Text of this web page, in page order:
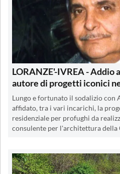
LORANZE'-IVREA -
autore di progetti iconici
Lungo e fortunato il sodalizio con
affidato, tra i vari incarichi, la
residenziale per profughi da
consulente per l'architettura della